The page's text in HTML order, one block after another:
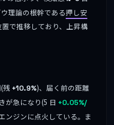
理論の根幹である押し安
で推移しており、上昇構
残 +10.9%)、届く前の距離
が急になり(5 日 +0.05%/
ンジンに点火している。ま